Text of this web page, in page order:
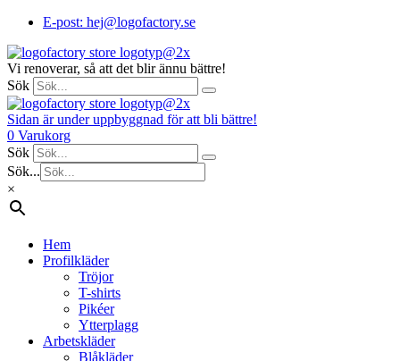
E-post: hej@logofactory.se
Vi renoverar, så att det blir ännu bättre!
Sök
Sidan är under uppbyggnad för att bli bättre!
0 Varukorg
Sök
Sök...
×
Hem
Profilkläder
Tröjor
T-shirts
Pikéer
Ytterplagg
Arbetskläder
Blåkläder